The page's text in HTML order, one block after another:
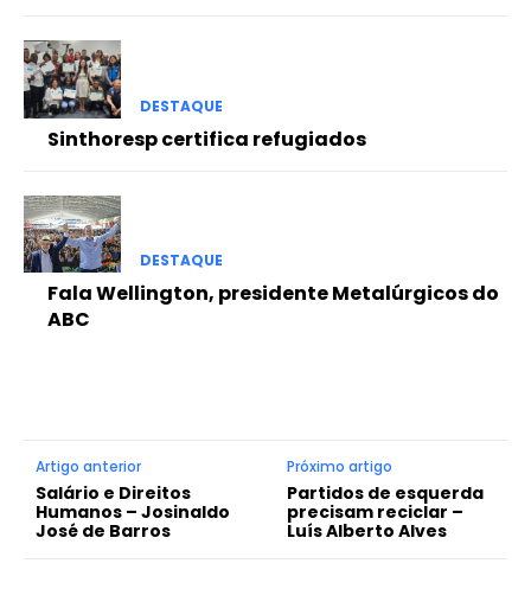
DESTAQUE
Sinthoresp certifica refugiados
DESTAQUE
Fala Wellington, presidente Metalúrgicos do
ABC
Artigo anterior
Salário e Direitos
Humanos – Josinaldo
José de Barros
Próximo artigo
Partidos de esquerda
precisam reciclar –
Luís Alberto Alves